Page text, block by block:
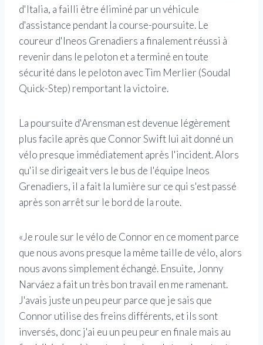
d'Italia, a failli être éliminé par un véhicule
d'assistance pendant la course-poursuite. Le
coureur d'Ineos Grenadiers a finalement réussi à
revenir dans le peloton et a terminé en toute
sécurité dans le peloton avec Tim Merlier (Soudal
Quick-Step) remportant la victoire.
La poursuite d'Arensman est devenue légèrement
plus facile après que Connor Swift lui ait donné un
vélo presque immédiatement après l'incident. Alors
qu'il se dirigeait vers le bus de l'équipe Ineos
Grenadiers, il a fait la lumière sur ce qui s'est passé
après son arrêt sur le bord de la route.
«Je roule sur le vélo de Connor en ce moment parce
que nous avons presque la même taille de vélo, alors
nous avons simplement échangé. Ensuite, Jonny
Narváez a fait un très bon travail en me ramenant.
J'avais juste un peu peur parce que je sais que
Connor utilise des freins différents, et ils sont
inversés, donc j'ai eu un peu peur en finale mais au